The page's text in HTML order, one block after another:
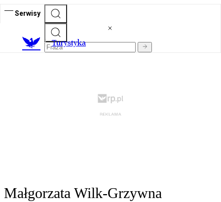
Serwisy
Turystyka
Małgorzata Wilk-Grzywna